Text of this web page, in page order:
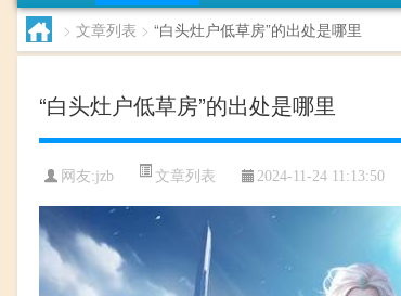
> 文章列表 > “白头灶户低草房”的出处是哪里
“白头灶户低草房”的出处是哪里
网友:jzb 文章列表 2024-11-24 11:13:50